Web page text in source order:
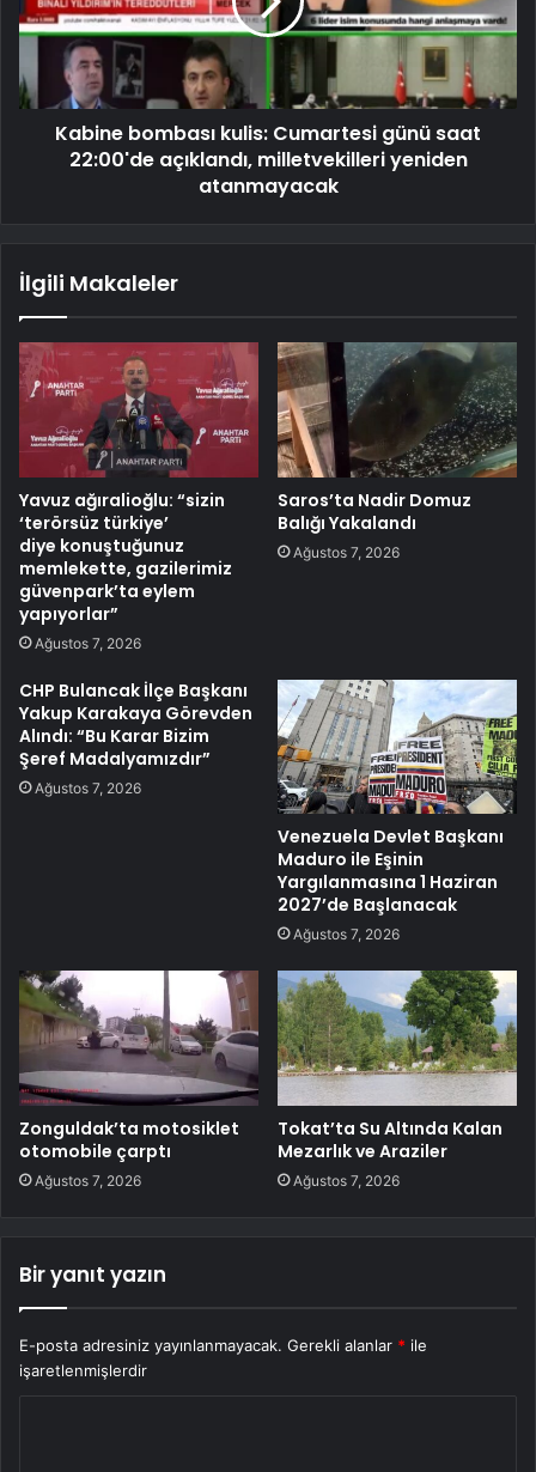
Kabine bombası kulis: Cumartesi günü saat
22:00'de açıklandı, milletvekilleri yeniden
atanmayacak
İlgili Makaleler
Yavuz ağıralioğlu: “sizin
‘terörsüz türkiye’
diye konuştuğunuz
memlekette, gazilerimiz
güvenpark’ta eylem
yapıyorlar”
Ağustos 7, 2026
Saros’ta Nadir Domuz
Balığı Yakalandı
Ağustos 7, 2026
CHP Bulancak İlçe Başkanı
Yakup Karakaya Görevden
Alındı: “Bu Karar Bizim
Şeref Madalyamızdır”
Ağustos 7, 2026
Venezuela Devlet Başkanı
Maduro ile Eşinin
Yargılanmasına 1 Haziran
2027’de Başlanacak
Ağustos 7, 2026
Zonguldak’ta motosiklet
otomobile çarptı
Ağustos 7, 2026
Tokat’ta Su Altında Kalan
Mezarlık ve Araziler
Ağustos 7, 2026
Bir yanıt yazın
E-posta adresiniz yayınlanmayacak. Gerekli alanlar * ile
işaretlenmişlerdir